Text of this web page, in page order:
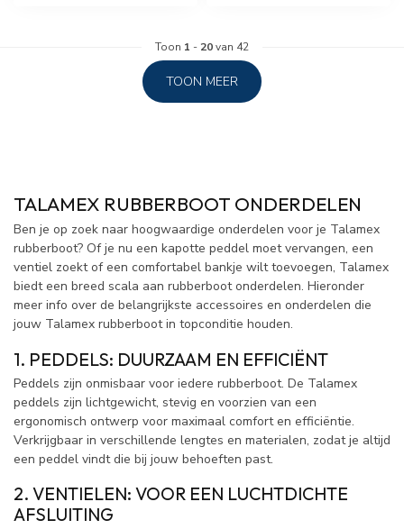
Toon 1 - 20van 42
TOON MEER
TALAMEX RUBBERBOOT ONDERDELEN
Ben je op zoek naar hoogwaardige onderdelen voor je Talamex
rubberboot? Of je nu een kapotte peddel moet vervangen, een
ventiel zoekt of een comfortabel bankje wilt toevoegen, Talamex
biedt een breed scala aan rubberboot onderdelen. Hieronder
meer info over de belangrijkste accessoires en onderdelen die
jouw Talamex rubberboot in topconditie houden.
1. PEDDELS: DUURZAAM EN EFFICIËNT
Peddels zijn onmisbaar voor iedere rubberboot. De Talamex
peddels zijn lichtgewicht, stevig en voorzien van een
ergonomisch ontwerp voor maximaal comfort en efficiëntie.
Verkrijgbaar in verschillende lengtes en materialen, zodat je altijd
een peddel vindt die bij jouw behoeften past.
2. VENTIELEN: VOOR EEN LUCHTDICHTE
AFSLUITING